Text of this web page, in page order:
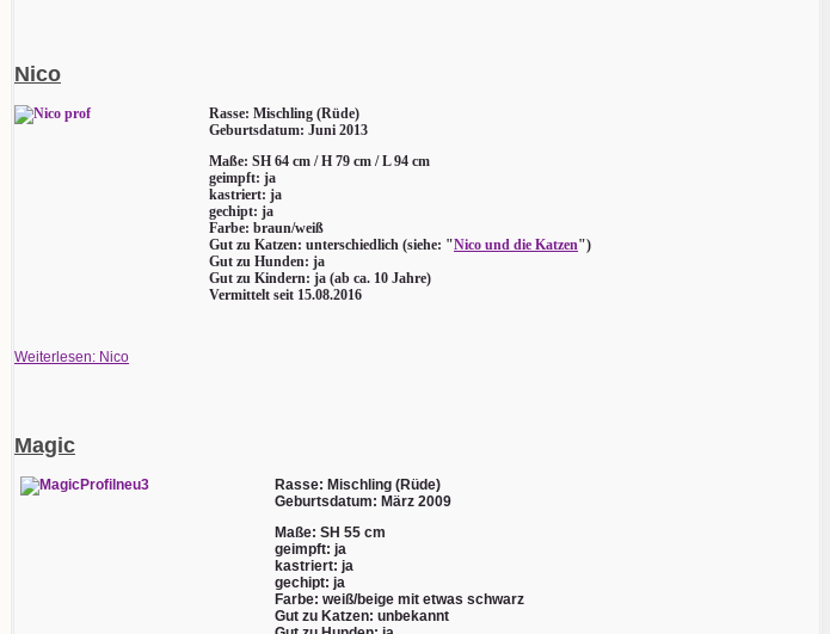
Nico
Rasse: Mischling (Rüde)
Geburtsdatum: Juni 2013
Maße: SH 64 cm / H 79 cm / L 94 cm
geimpft: ja
kastriert: ja
gechipt: ja
Farbe: braun/weiß
Gut zu Katzen: unterschiedlich (siehe: "Nico und die Katzen")
Gut zu Hunden: ja
Gut zu Kindern: ja (ab ca. 10 Jahre)
Vermittelt seit 15.08.2016
Weiterlesen: Nico
Magic
Rasse: Mischling (Rüde)
Geburtsdatum: März 2009
Maße: SH 55 cm
geimpft: ja
kastriert: ja
gechipt: ja
Farbe: weiß/beige mit etwas schwarz
Gut zu Katzen: unbekannt